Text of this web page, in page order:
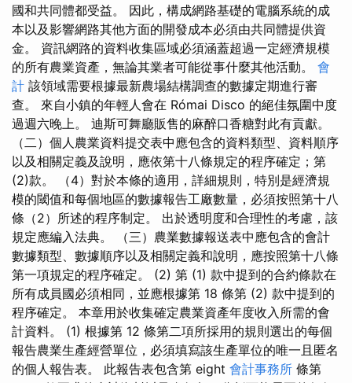
國和共同體都受益。 因此，構成網路基礎的電腦系統的成
本以及影響網路其他方面的開發成本必須由共同體提供資
金。 資訊網路的資料收集區域必須涵蓋超過一定經濟規模
的所有農業資產，無論其業者可能從事什麼其他活動。 會
計 該領域需要根據最新農場結構調查的數據定期進行審
查。 來自小鎮的年輕人會在 Római Disco 的絕佳氛圍中度
過週六晚上。 迪斯可舞廳販售的麻醉口香糖對此有貢獻。
（二）個人農業資料提交表中應包含的資料類型、資料順序
以及相關定義及說明，應依第十八條規定的程序確定；第
(2)款。 （4）對於本條的適用，詳細規則，特別是經濟規
模的閾值和每個地區的數據報告工廠數量，必須按照第十八
條（2）所述的程序制定。 出於透明度和合理性的考慮，該
規定應編入法典。 （三）農業數據報送表中應包含的會計
數據類型、數據順序以及相關定義和說明，應按照第十八條
第一項規定的程序確定。 (2) 第 (1) 款中提到的合約條款在
所有成員國必須相同，並應根據第 18 條第 (2) 款中提到的
程序確定。 本章用於收集確定農業資產年度收入所需的會
計資料。 (1) 根據第 12 條第二項所採用的規則選出的每個
報告農業生產經營單位，必須填寫該生產單位的唯一且匿名
的個人報告表。 此報告表包含第 eight 會計事務所 條第